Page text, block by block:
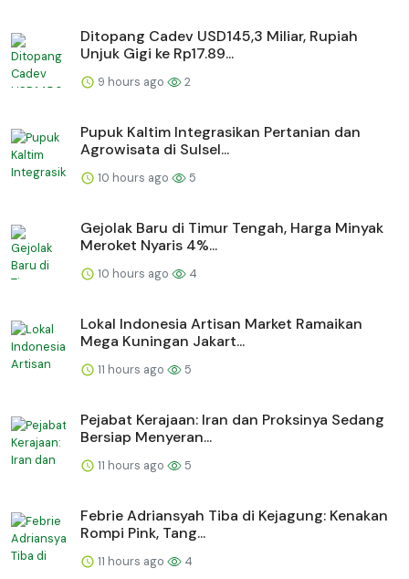
Ditopang Cadev USD145,3 Miliar, Rupiah
Unjuk Gigi ke Rp17.89...
9 hours ago 2
Pupuk Kaltim Integrasikan Pertanian dan
Agrowisata di Sulsel...
10 hours ago 5
Gejolak Baru di Timur Tengah, Harga Minyak
Meroket Nyaris 4%...
10 hours ago 4
Lokal Indonesia Artisan Market Ramaikan
Mega Kuningan Jakart...
11 hours ago 5
Pejabat Kerajaan: Iran dan Proksinya Sedang
Bersiap Menyeran...
11 hours ago 5
Febrie Adriansyah Tiba di Kejagung: Kenakan
Rompi Pink, Tang...
11 hours ago 4